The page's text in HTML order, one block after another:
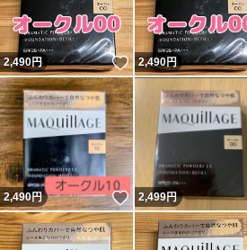
2,490円 いいね！
2,490円
2,490円 いいね！
2,499円